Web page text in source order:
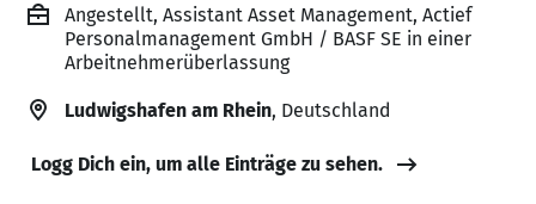
Angestellt, Assistant Asset Management, Actief
Personalmanagement GmbH / BASF SE in einer
Arbeitnehmerüberlassung
Ludwigshafen am Rhein, Deutschland
Logg Dich ein, um alle Einträge zu sehen.